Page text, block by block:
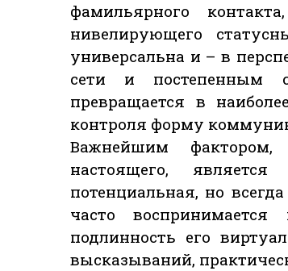
фамильярного
нивелирующего
универсальна и – в
сети и постепенным
превращается в
контроля форму
Важнейшим
настоящего,
потенциальная, но
часто
подлинность его
высказываний,